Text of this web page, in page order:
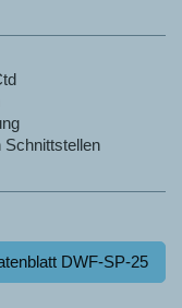
DWF-SP-25